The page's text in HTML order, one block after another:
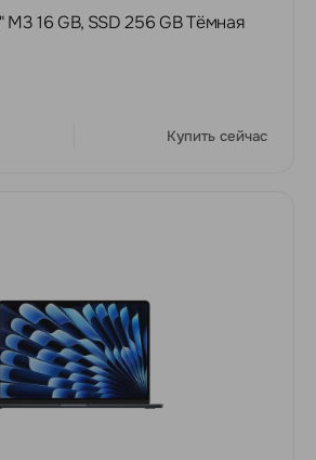
16 GB, SSD 256 GB Тёмная
Купить сейчас